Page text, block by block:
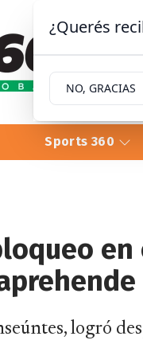
Sports 360
logró
¿Querés
NO, GRACIAS